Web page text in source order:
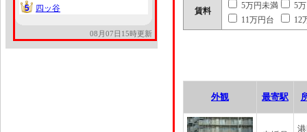
5
5 四ッ谷
08月07日15時更新
賃料
5万円未満
5
11万円台
12
外観 最寄駅